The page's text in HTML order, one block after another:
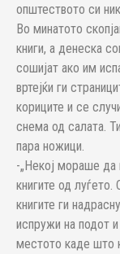
општеството си
Во минатото
книги, а денеска
сошијат ако им
вртејќи ги
кориците и се
снема од салата.
пара ножици.
-„Некој мораше да
книгите од
книгите ги
испружи на подот
местото каде што